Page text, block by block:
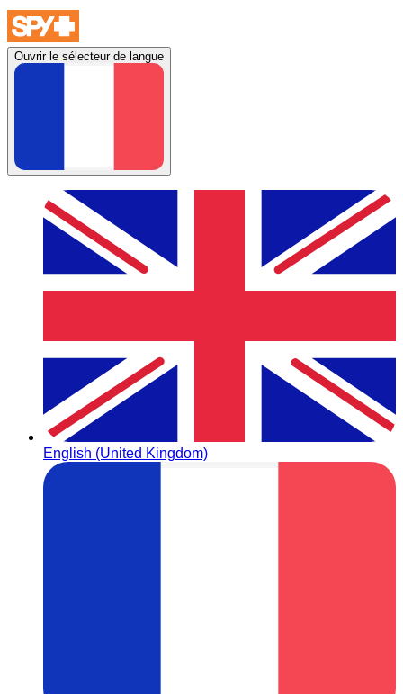
Ouvrir le sélecteur de langue
English (United Kingdom)